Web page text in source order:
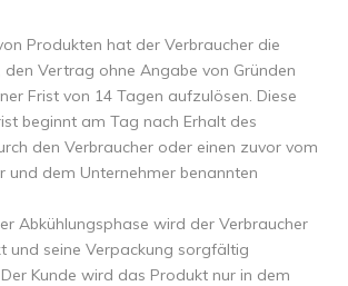
Produkten hat der Verbraucher die
den Vertrag ohne Angabe von Gründen
Frist von 14 Tagen aufzulösen. Diese
beginnt am Tag nach Erhalt des
den Verbraucher oder einen zuvor vom
und dem Unternehmer benannten
Abkühlungsphase wird der Verbraucher
und seine Verpackung sorgfältig
Kunde wird das Produkt nur in dem